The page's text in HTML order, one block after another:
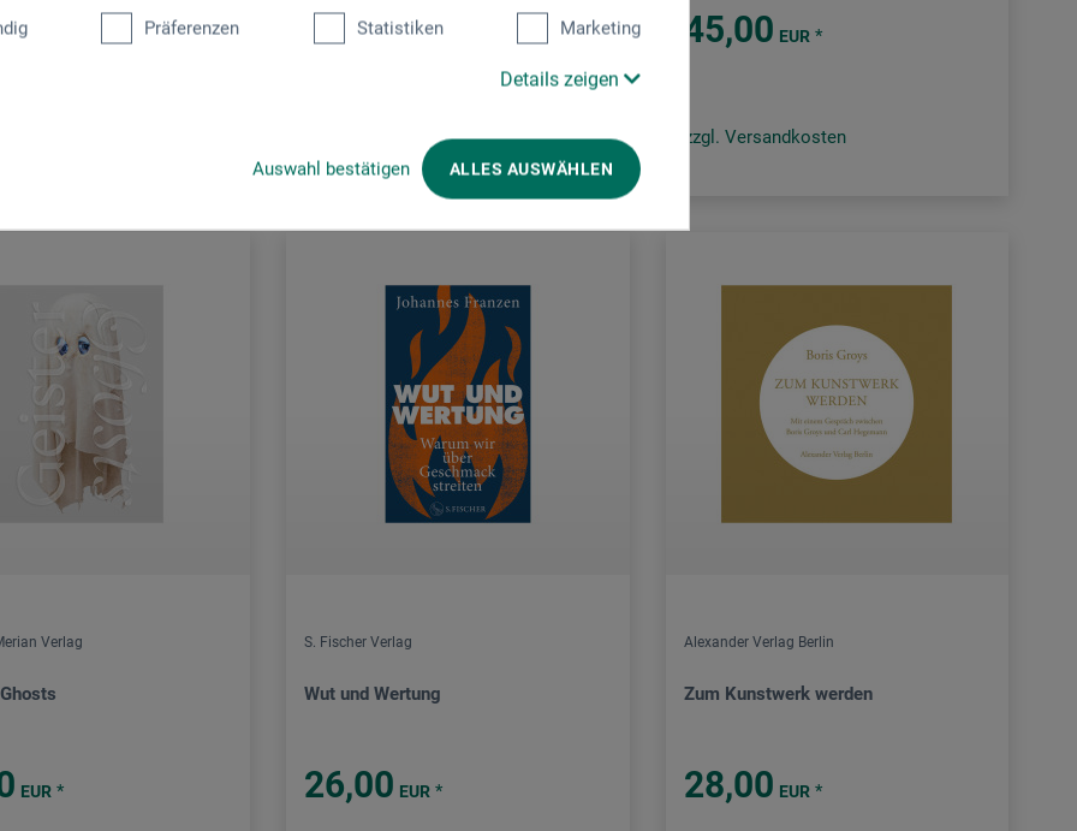
Präferenzen Statistiken Marketing
Details zeigen
Auswahl bestätigen ALLES AUSWÄHLEN
EUR 45,00 EUR *
zzgl. Versandkosten
45,00 EUR *
zzgl. Versandkosten
Verlag
EUR *
S. Fischer Verlag
Wut und Wertung
26,00 EUR *
Alexander Verlag Berlin
Zum Kunstwerk werden
28,00 EUR *